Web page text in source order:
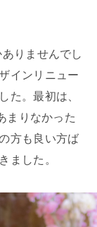
りませんでし
インリニュー
た。最初は、
まりなかった
方も良い方ば
ました。